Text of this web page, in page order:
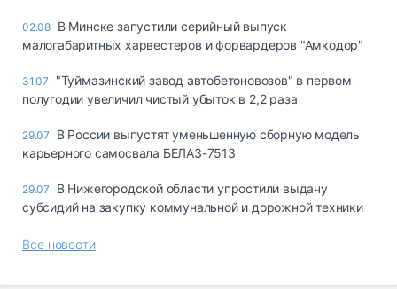
02.08 В Минске запустили серийный выпуск
малогабаритных харвестеров и форвардеров "Амкодор"
31.07
"Туймазинский завод автобетоновозов" в первом
полугодии увеличил чистый убыток в 2,2 раза
29.07
В России выпустят уменьшенную сборную модель
карьерного самосвала БЕЛАЗ-7513
29.07
В Нижегородской области упростили выдачу
субсидий на закупку коммунальной и дорожной техники
Все новости